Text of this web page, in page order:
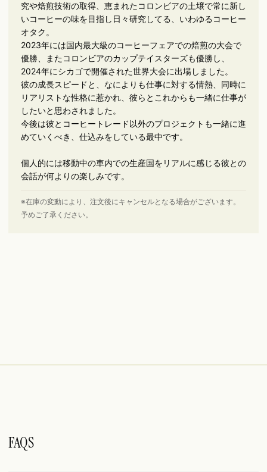
究や焙煎技術の取得、恵まれたコロンビアの土壌で常に新し
いコーヒーの味を目指し日々研究してる、いわゆるコーヒー
オタク。
2023年には国内最大級のコーヒーフェアでの焙煎の大会で
優勝、またコロンビアのカップテイスターズも優勝し、
2024年にシカゴで開催された世界大会に出場しました。
彼の成長スピードと、なによりも仕事に対する情熱、同時に
リアリストな性格に惹かれ、彼らとこれからも一緒に仕事が
したいと思わされました。
今後は彼とコーヒートレード以外のプロジェクトも一緒に進
めていくべき、仕込みをしている最中です。
個人的には移動中の車内での生産国をリアルに感じる彼との
会話が何よりの楽しみです。
※在庫の変動により、注文後にキャンセルとなる場合がございます。
予めご了承ください。
FAQS